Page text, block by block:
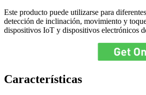
Este producto puede utilizarse para
detección de inclinación, movimiento y
dispositivos IoT y dispositivos electrónicos
Características